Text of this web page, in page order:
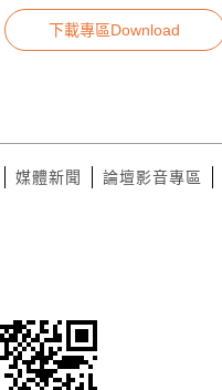
下載專區Download
媒體新聞 論壇影音專區